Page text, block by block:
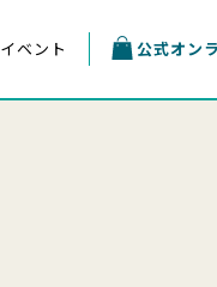
イベント 公式オン